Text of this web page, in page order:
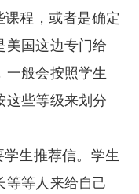
程，或者是确定
美国这边专门给
般会按照学生
这些等级来划分
生推荐信。学生
等人来给自己